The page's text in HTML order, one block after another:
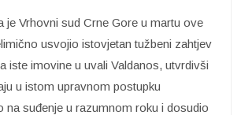
je Vrhovni sud Crne Gore u martu ove
usvojio istovjetan tužbeni zahtjev
iste imovine u uvali Valdanos, utvrdivši
u istom upravnom postupku
na suđenje u razumnom roku i dosudio